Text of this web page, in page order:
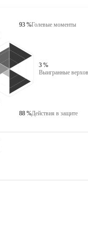
Голевые моменты
93 %
Выигранные
3 %
Действия в защите
88 %